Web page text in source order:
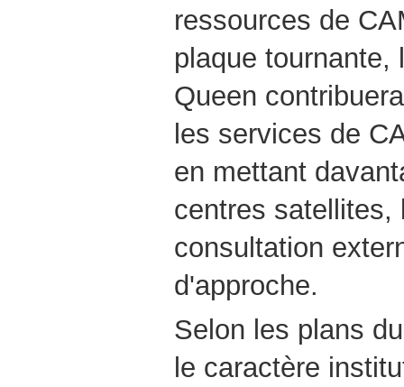
ressources de
plaque tournante,
Queen
les services de
en mettant
centres satellites,
consultation
d'approche.
Selon les plans
le caractère